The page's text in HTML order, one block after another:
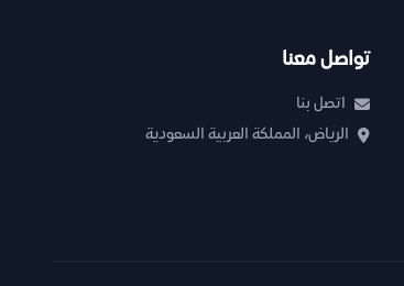
تواصل معنا
اتصل بنا
الرياض، المملكة العربية السعودية